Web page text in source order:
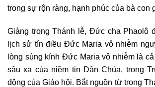
trong sự rộn ràng, hạnh phúc của bà con
Giảng trong Thánh lễ, Đức cha Phaolô
lịch sử tín điều Đức Maria vô nhiễm
lòng sùng kính Đức Maria vô nhiễm là
sâu xa của niềm tin Dân Chúa, trong
động của Giáo hội. Bắt nguồn từ trong